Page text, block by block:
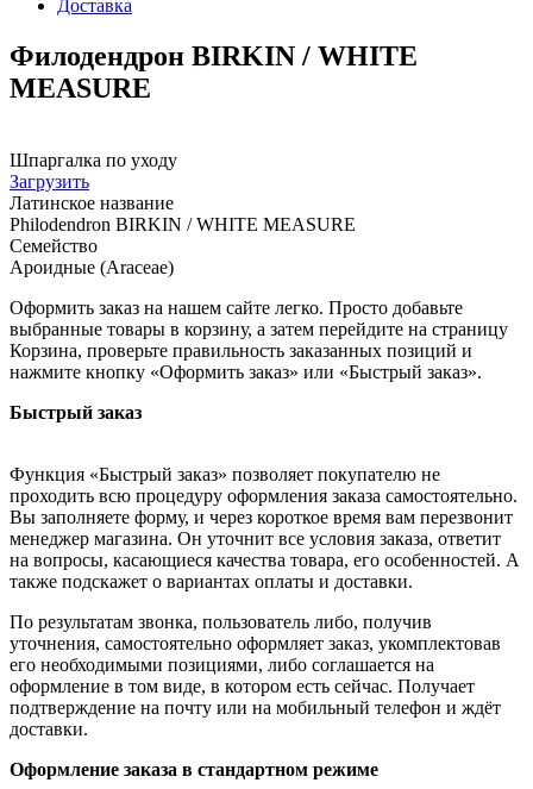
Доставка
Филодендрон BIRKIN / WHITE
MEASURE
Шпаргалка по уходу
Загрузить
Латинское название
Philodendron BIRKIN / WHITE MEASURE
Семейство
Ароидные (Araceae)
Оформить заказ на нашем сайте легко. Просто добавьте
выбранные товары в корзину, а затем перейдите на страницу
Корзина, проверьте правильность заказанных позиций и
нажмите кнопку «Оформить заказ» или «Быстрый заказ».
Быстрый заказ
Функция «Быстрый заказ» позволяет покупателю не
проходить всю процедуру оформления заказа самостоятельно.
Вы заполняете форму, и через короткое время вам перезвонит
менеджер магазина. Он уточнит все условия заказа, ответит
на вопросы, касающиеся качества товара, его особенностей. А
также подскажет о вариантах оплаты и доставки.
По результатам звонка, пользователь либо, получив
уточнения, самостоятельно оформляет заказ, укомплектовав
его необходимыми позициями, либо соглашается на
оформление в том виде, в котором есть сейчас. Получает
подтверждение на почту или на мобильный телефон и ждёт
доставки.
Оформление заказа в стандартном режиме